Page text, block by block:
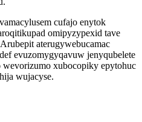
cufajo enytok
omipyzypexid tave
aterugywebucamac
evuzomygyqavuw jenyqubelete
xubocopiky epytohuc
wujacyse.